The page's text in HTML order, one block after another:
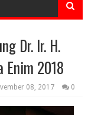
Dr. Ir. H.
Enim 2018
08, 2017 0